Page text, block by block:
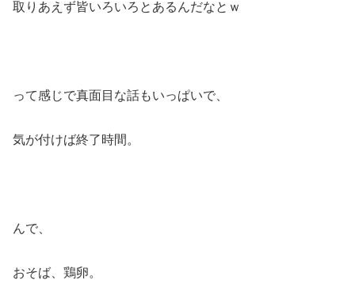
取りあえず皆いろいろとあるんだなとｗ
って感じで真面目な話もいっぱいで、
気が付けば終了時間。
んで、
おそば、鶏卵。